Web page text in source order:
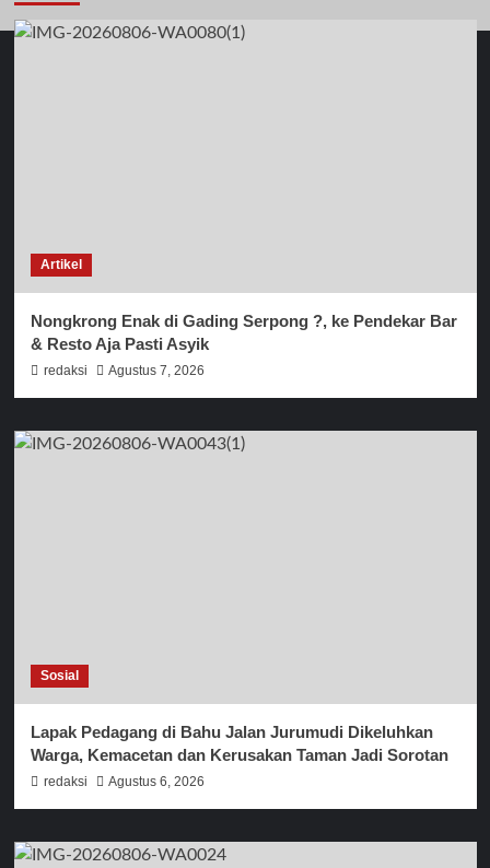
Artikel
Nongkrong Enak di Gading Serpong ?, ke Pendekar Bar
& Resto Aja Pasti Asyik
redaksi Agustus 7, 2026
Sosial
Lapak Pedagang di Bahu Jalan Jurumudi Dikeluhkan
Warga, Kemacetan dan Kerusakan Taman Jadi Sorotan
redaksi Agustus 6, 2026